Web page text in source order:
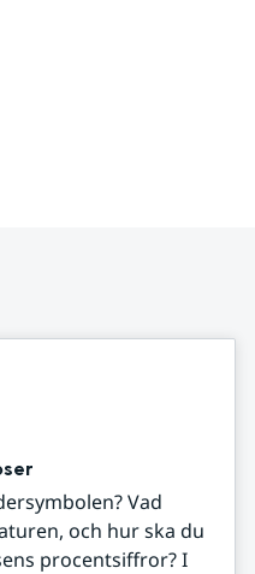
Vad
och hur ska du
procentsiffror? I